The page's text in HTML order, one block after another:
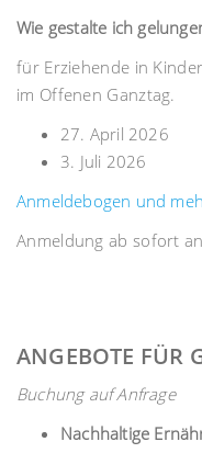
Wie gestalte ich
für Erziehende in
im Offenen Ganztag.
27. April 2026
3. Juli 2026
Anmeldebogen und
Anmeldung ab sofort
ANGEBOTE FÜR
Buchung auf Anfrage
Nachhaltige